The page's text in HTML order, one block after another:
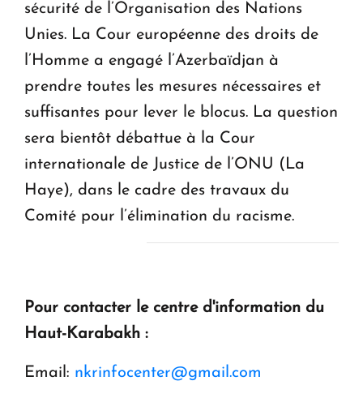
sécurité de l’Organisation des Nations
Unies. La Cour européenne des droits de
l’Homme a engagé l’Azerbaïdjan à
prendre toutes les mesures nécessaires et
suffisantes pour lever le blocus. La question
sera bientôt débattue à la Cour
internationale de Justice de l’ONU (La
Haye), dans le cadre des travaux du
Comité pour l’élimination du racisme.
Pour contacter le centre d'information du
Haut-Karabakh :
Email: nkrinfocenter@gmail.com